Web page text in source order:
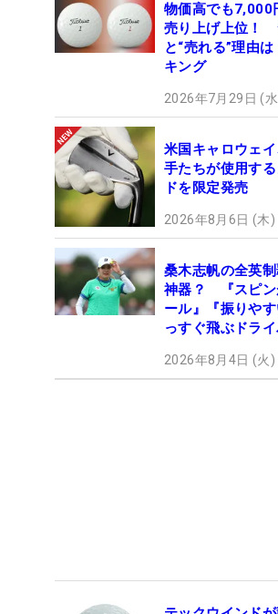
物価高でも7,000
売り上げ上位！
と“売れる”理由
キング
2026年7月29日 (
米国キャロウェ
手たちが使用す
ドを限定発売
2026年8月6日 (木)
桑木志帆の全英
神器？ 『スピン
ール』『振りや
っすぐ飛ぶドラ
2026年8月4日 (火)